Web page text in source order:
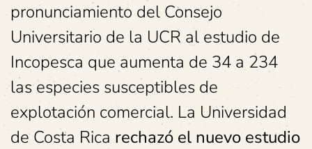
pronunciamiento del Consejo
Universitario de la UCR al estudio de
Incopesca que aumenta de 34 a 234
las especies susceptibles de
explotación comercial. La Universidad
de Costa Rica rechazó el nuevo estudio